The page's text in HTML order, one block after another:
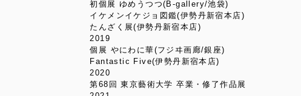
初個展 ゆめうつつ(B-gallery/池袋)
イケメンイケジョ図鑑(伊勢丹新宿本店)
たんざく展(伊勢丹新宿本店)
2019
個展 やにわに華(フジヰ画廊/銀座)
Fantastic Five(伊勢丹新宿本店)
2020
第68回 東京藝術大学 卒業・修了作品展